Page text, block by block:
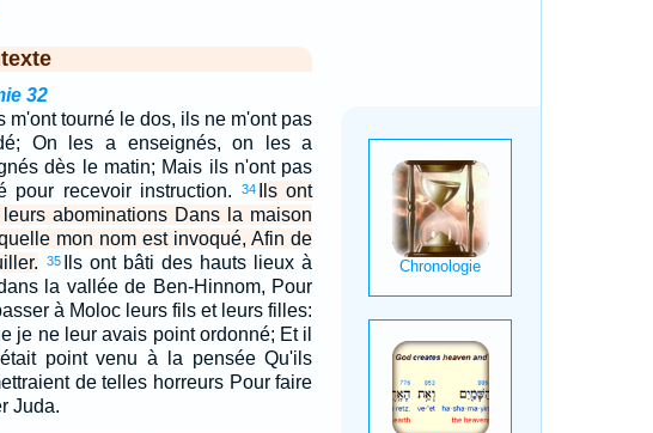
32
m'ont tourné le dos, ils ne m'ont pas
On les a enseignés, on les a
dès le matin; Mais ils n'ont pas
pour recevoir instruction.
34
Ils ont
abominations Dans la maison
mon nom est invoqué, Afin de
35
Ils ont bâti des hauts lieux à
la vallée de Ben-Hinnom, Pour
à Moloc leurs fils et leurs filles:
je ne leur avais point ordonné; Et il
point venu à la pensée Qu'ils
de telles horreurs Pour faire
Juda.